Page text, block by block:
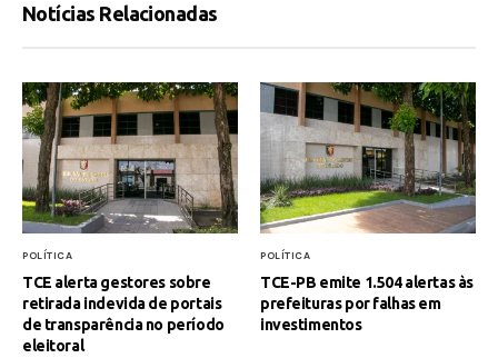
Notícias Relacionadas
POLÍTICA
TCE alerta gestores sobre
retirada indevida de portais
de transparência no período
eleitoral
POLÍTICA
TCE-PB emite 1.504 alertas às
prefeituras por falhas em
investimentos